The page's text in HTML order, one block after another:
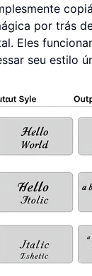
por trás
Eles
seu estilo